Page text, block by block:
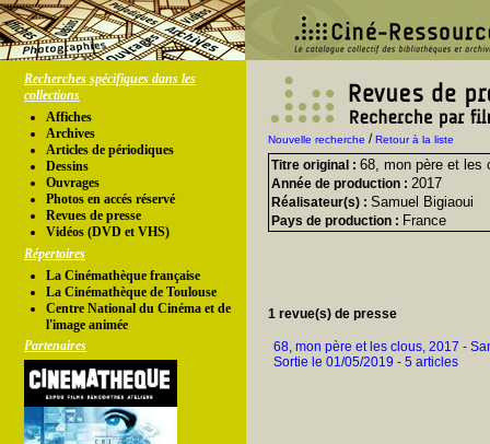
Recherches spécifiques dans les
collections
Affiches
Archives
Articles de périodiques
Dessins
Ouvrages
Photos en accés réservé
Revues de presse
Vidéos (DVD et VHS)
Répertoires
La Cinémathèque française
La Cinémathèque de Toulouse
Centre National du Cinéma et de
l'image animée
Partenaires
Nouvelle recherche /Retour à la liste
Titre original : 68, mon père et les
Année de production : 2017
Réalisateur(s) : Samuel Bigiaoui
Pays de production : France
1 revue(s) de presse
68, mon père et les clous, 2017 -
Sortie le 01/05/2019 - 5 articles